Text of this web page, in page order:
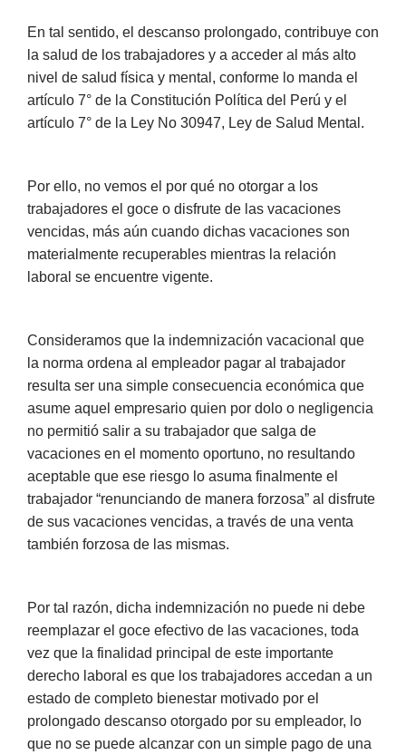
En tal sentido, el descanso prolongado, contribuye con
la salud de los trabajadores y a acceder al más alto
nivel de salud física y mental, conforme lo manda el
artículo 7° de la Constitución Política del Perú y el
artículo 7° de la Ley No 30947, Ley de Salud Mental.
Por ello, no vemos el por qué no otorgar a los
trabajadores el goce o disfrute de las vacaciones
vencidas, más aún cuando dichas vacaciones son
materialmente recuperables mientras la relación
laboral se encuentre vigente.
Consideramos que la indemnización vacacional que
la norma ordena al empleador pagar al trabajador
resulta ser una simple consecuencia económica que
asume aquel empresario quien por dolo o negligencia
no permitió salir a su trabajador que salga de
vacaciones en el momento oportuno, no resultando
aceptable que ese riesgo lo asuma finalmente el
trabajador “renunciando de manera forzosa” al disfrute
de sus vacaciones vencidas, a través de una venta
también forzosa de las mismas.
Por tal razón, dicha indemnización no puede ni debe
reemplazar el goce efectivo de las vacaciones, toda
vez que la finalidad principal de este importante
derecho laboral es que los trabajadores accedan a un
estado de completo bienestar motivado por el
prolongado descanso otorgado por su empleador, lo
que no se puede alcanzar con un simple pago de una